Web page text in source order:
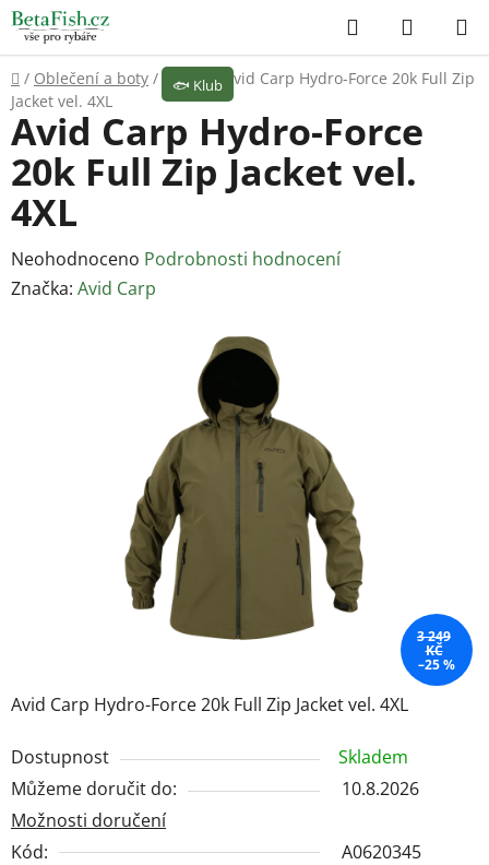
Přejít
na
obsah
Hledat
KOŠÍK
Domů
/ Oblečení a boty / Bundy /
Avid Carp Hydro-Force 20k Full Zip
Jacket vel. 4XL
Avid Carp Hydro-Force 20k Full Zip Jacket vel. 4XL
Dostupnost
Skladem
Můžeme doručit do:
10.8.2026
Možnosti doručení
Kód:
A0620345
Avid Carp Hydro-Force
20k Full Zip Jacket vel.
4XL
Průměrné
hodnocení
Neohodnoceno Podrobnosti hodnocení
Značka: Avid Carp
3 249
KČ
–25 %
🐟 Klub